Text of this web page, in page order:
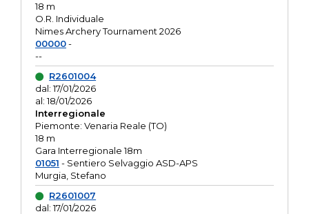
18 m
O.R. Individuale
Nimes Archery Tournament 2026
00000-
--
R2601004
dal: 17/01/2026
al: 18/01/2026
Interregionale
Piemonte: Venaria Reale (TO)
18 m
Gara Interregionale 18m
01051 - Sentiero Selvaggio ASD-APS
Murgia, Stefano
R2601007
dal: 17/01/2026